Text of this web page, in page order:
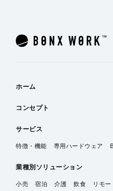
ホーム
コンセプト
サービス
特徴・機能 専用ハードウェア
業種別 ソリューション
小売 宿泊 介護 飲食 リモー